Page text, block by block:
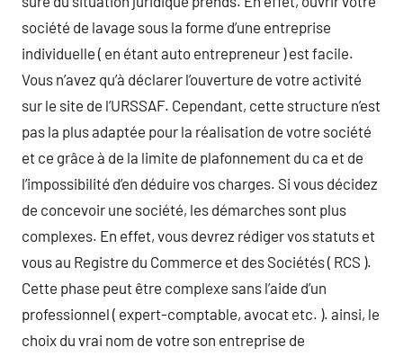
société de lavage sous la forme d’une entreprise
individuelle ( en étant auto entrepreneur ) est facile.
Vous n’avez qu’à déclarer l’ouverture de votre activité
sur le site de l’URSSAF. Cependant, cette structure n’est
pas la plus adaptée pour la réalisation de votre société
et ce grâce à de la limite de plafonnement du ca et de
l’impossibilité d’en déduire vos charges. Si vous décidez
de concevoir une société, les démarches sont plus
complexes. En effet, vous devrez rédiger vos statuts et
vous au Registre du Commerce et des Sociétés ( RCS ).
Cette phase peut être complexe sans l’aide d’un
professionnel ( expert-comptable, avocat etc. ). ainsi, le
choix du vrai nom de votre son entreprise de